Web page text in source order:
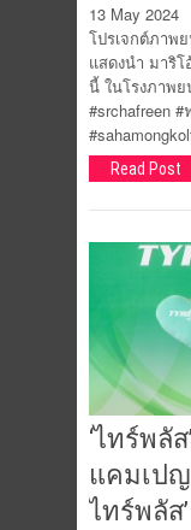
13 May 2024
โปรเจกต์ภาพ
แสดงนำ มาริโ
นี้ ในโรงภาพย
#srchafreen
Read Post
‘ไทร์พลั
แคมเป
ไทร์พลัส